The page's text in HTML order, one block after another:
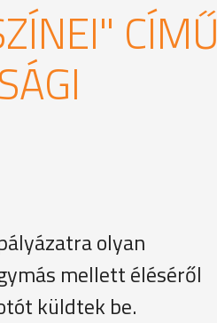
CÍMŰ
olyan
mellett éléséről
küldtek be.